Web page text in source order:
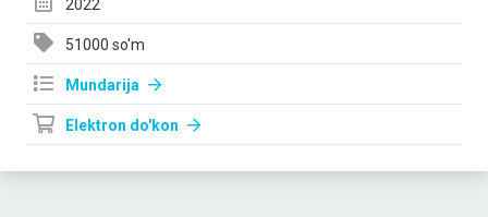
2022
51000 so'm
Mundarija
Elektron do'kon